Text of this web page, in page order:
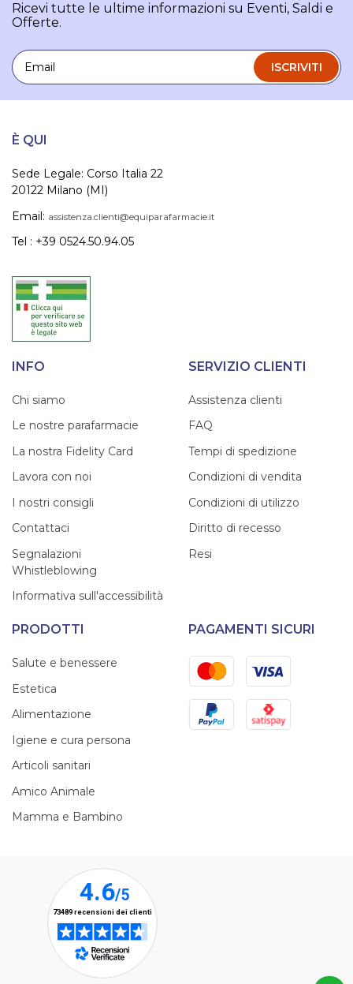
Ricevi tutte le ultime informazioni su Eventi, Saldi e
Offerte.
Email
ISCRIVITI
È QUI
Sede Legale: Corso Italia 22
20122 Milano (MI)
Email: assistenza.clienti@equiparafarmacie.it
Tel : +39 0524.50.94.05
INFO
Chi siamo
Le nostre parafarmacie
La nostra Fidelity Card
Lavora con noi
I nostri consigli
Contattaci
Segnalazioni
Whistleblowing
Informativa sull'accessibilità
SERVIZIO CLIENTI
Assistenza clienti
FAQ
Tempi di spedizione
Condizioni di vendita
Condizioni di utilizzo
Diritto di recesso
Resi
PRODOTTI
Salute e benessere
Estetica
Alimentazione
Igiene e cura persona
Articoli sanitari
Amico Animale
Mamma e Bambino
PAGAMENTI SICURI
MastercardVisa
PayPal Satispay